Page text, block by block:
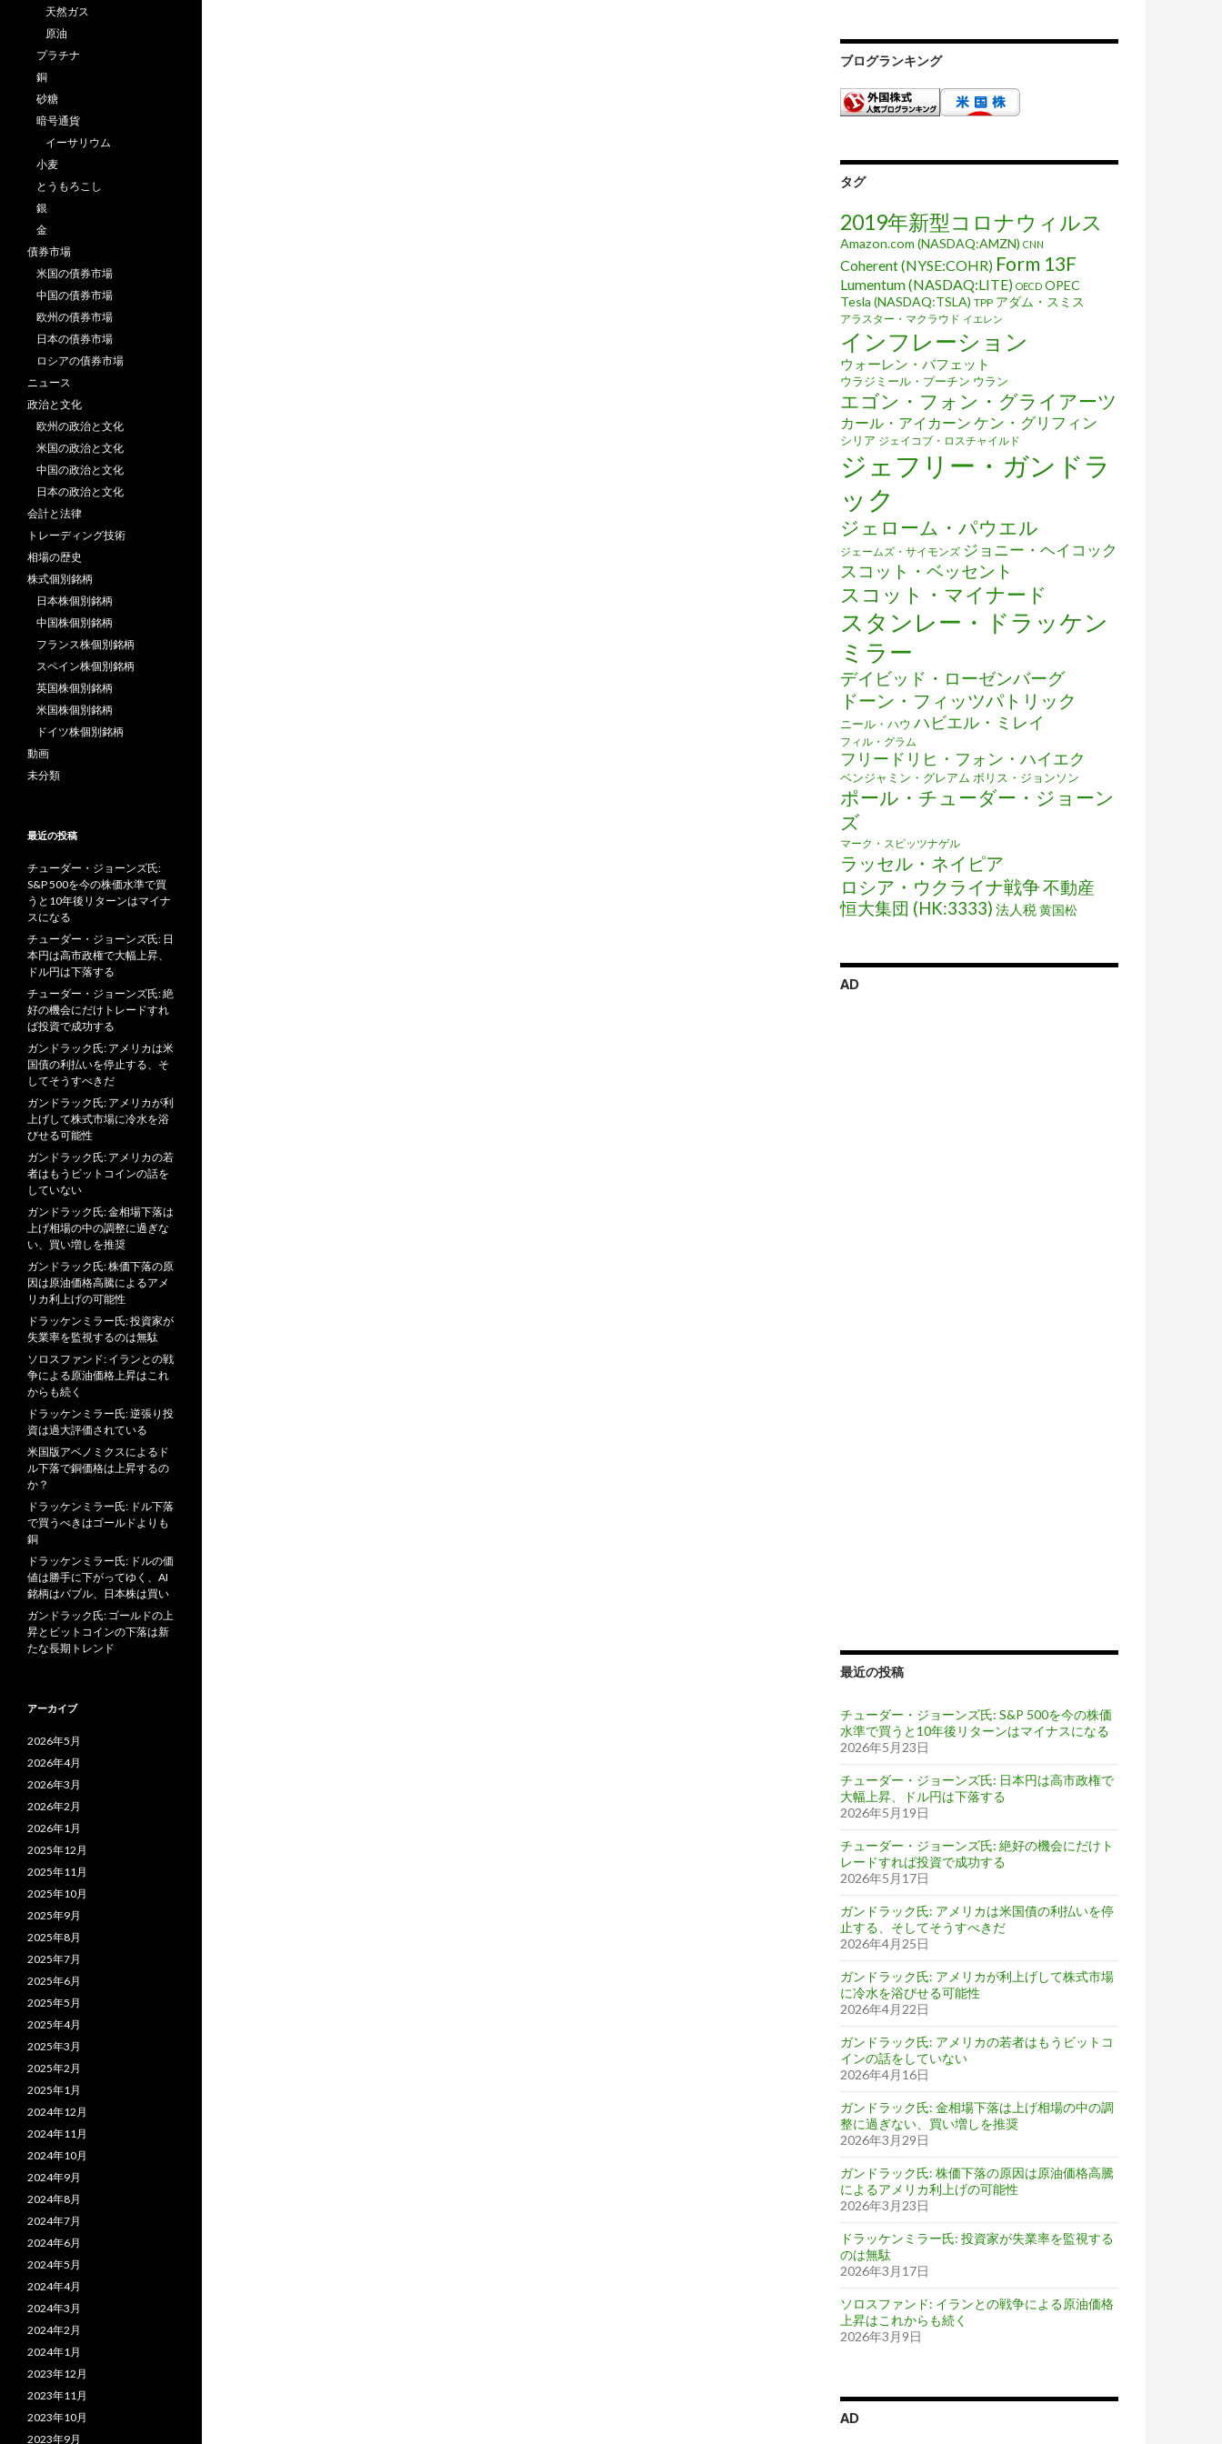
ブログランキング
タグ
2019年新型コロナウィルス
Amazon.com (NASDAQ:AMZN) CNN
Coherent (NYSE:COHR) Form 13F
Lumentum (NASDAQ:LITE) OECD OPEC
Tesla (NASDAQ:TSLA) TPP アダム・スミス
アラスター・マクラウド イエレン
インフレーション
ウォーレン・バフェット
ウラジミール・プーチン ウラン
エゴン・フォン・グライアーツ
カール・アイカーン ケン・グリフィン
シリア ジェイコブ・ロスチャイルド
ジェフリー・ガンドラ
ック
ジェローム・パウエル
ジェームズ・サイモンズ ジョニー・ヘイコック
スコット・ベッセント
スコット・マイナード
スタンレー・ドラッケン
ミラー
デイビッド・ローゼンバーグ
ドーン・フィッツパトリック
ニール・ハウ ハビエル・ミレイ
フィル・グラム
フリードリヒ・フォン・ハイエク
ベンジャミン・グレアム ボリス・ジョンソン
ポール・チューダー・ジョーン
ズ
マーク・スピッツナゲル
ラッセル・ネイピア
ロシア・ウクライナ戦争不動産
恒大集団 (HK:3333) 法人税黄国松
AD
最近の投稿
チューダー・ジョーンズ氏: S&P 500を今の株価
水準で買うと10年後リターンはマイナスになる
2026年5月23日
チューダー・ジョーンズ氏: 日本円は高市政権で
大幅上昇、ドル円は下落する
2026年5月19日
チューダー・ジョーンズ氏: 絶好の機会にだけト
レードすれば投資で成功する
2026年5月17日
ガンドラック氏: アメリカは米国債の利払いを停
止する、そしてそうすべきだ
2026年4月25日
ガンドラック氏: アメリカが利上げして株式市場
に冷水を浴びせる可能性
2026年4月22日
ガンドラック氏: アメリカの若者はもうビットコ
インの話をしていない
2026年4月16日
ガンドラック氏: 金相場下落は上げ相場の中の調
整に過ぎない、買い増しを推奨
2026年3月29日
ガンドラック氏: 株価下落の原因は原油価格高騰
によるアメリカ利上げの可能性
2026年3月23日
ドラッケンミラー氏: 投資家が失業率を監視する
のは無駄
2026年3月17日
ソロスファンド: イランとの戦争による原油価格
上昇はこれからも続く
2026年3月9日
AD
天然ガス
原油
プラチナ
銅
砂糖
暗号通貨
イーサリウム
小麦
とうもろこし
銀
金
債券市場
米国の債券市場
中国の債券市場
欧州の債券市場
日本の債券市場
ロシアの債券市場
ニュース
政治と文化
欧州の政治と文化
米国の政治と文化
中国の政治と文化
日本の政治と文化
会計と法律
トレーディング技術
相場の歴史
株式個別銘柄
日本株個別銘柄
中国株個別銘柄
フランス株個別銘柄
スペイン株個別銘柄
英国株個別銘柄
米国株個別銘柄
ドイツ株個別銘柄
動画
未分類
最近の投稿
チューダー・ジョーンズ氏:
S&P 500を今の株価水準で買
うと10年後リターンはマイナ
スになる
チューダー・ジョーンズ氏: 日
本円は高市政権で大幅上昇、
ドル円は下落する
チューダー・ジョーンズ氏: 絶
好の機会にだけトレードすれ
ば投資で成功する
ガンドラック氏: アメリカは米
国債の利払いを停止する、そ
してそうすべきだ
ガンドラック氏: アメリカが利
上げして株式市場に冷水を浴
びせる可能性
ガンドラック氏: アメリカの若
者はもうビットコインの話を
していない
ガンドラック氏: 金相場下落は
上げ相場の中の調整に過ぎな
い、買い増しを推奨
ガンドラック氏: 株価下落の原
因は原油価格高騰によるアメ
リカ利上げの可能性
ドラッケンミラー氏: 投資家が
失業率を監視するのは無駄
ソロスファンド: イランとの戦
争による原油価格上昇はこれ
からも続く
ドラッケンミラー氏: 逆張り投
資は過大評価されている
米国版アベノミクスによるド
ル下落で銅価格は上昇するの
か？
ドラッケンミラー氏: ドル下落
で買うべきはゴールドよりも
銅
ドラッケンミラー氏: ドルの価
値は勝手に下がってゆく、AI
銘柄はバブル、日本株は買い
ガンドラック氏: ゴールドの上
昇とビットコインの下落は新
たな長期トレンド
アーカイブ
2026年5月
2026年4月
2026年3月
2026年2月
2026年1月
2025年12月
2025年11月
2025年10月
2025年9月
2025年8月
2025年7月
2025年6月
2025年5月
2025年4月
2025年3月
2025年2月
2025年1月
2024年12月
2024年11月
2024年10月
2024年9月
2024年8月
2024年7月
2024年6月
2024年5月
2024年4月
2024年3月
2024年2月
2024年1月
2023年12月
2023年11月
2023年10月
2023年9月